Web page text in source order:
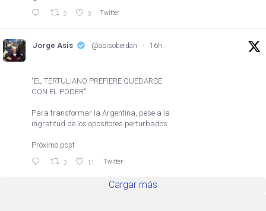
2 3 Twitter
Jorge Asis @asisoberdan · 16h
"EL TERTULIANO PREFIERE QUEDARSE
CON EL PODER"
Para transformar la Argentina, pese a la
ingratitud de los opositores perturbados
Próximo post
3 11 Twitter
Cargar más